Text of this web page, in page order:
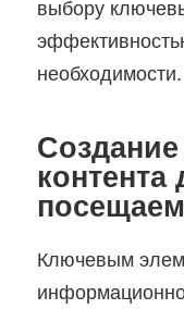
выбору
необходимости.
Создание
Ключевым